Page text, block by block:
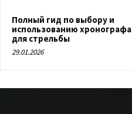
Полный гид по выбору и
использованию хронографа
для стрельбы
29.01.2026